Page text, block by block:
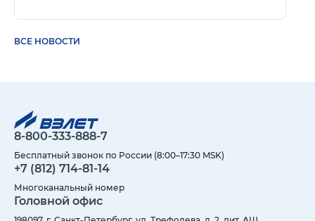
ВСЕ НОВОСТИ
8-800-333-888-7
Бесплатный звонок по России (8:00–17:30 MSK)
+7 (812) 714-81-14
Многоканальный номер
Головной офис